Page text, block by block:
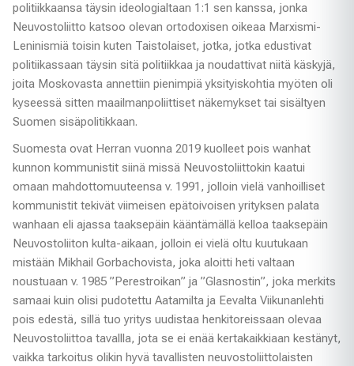
politiikkaansa täysin ideologialtaan 1:1 sen kanssa, jonka
Neuvostoliitto katsoo olevan ortodoxisen oikeaa Marxismi-
Leninismiä toisin kuten Taistolaiset, jotka, jotka edustivat
politiikassaan täysin sitä politiikkaa ja noudattivat niitä käskyjä,
joita Moskovasta annettiin pienimpiä yksityiskohtia myöten oli
kyseessä sitten maailmanpoliittiset näkemykset tai sisältyen
Suomen sisäpolitikkaan.
Suomesta ovat Herran vuonna 2019 kuolleet pois wanhat
kunnon kommunistit siinä missä Neuvostoliittokin kaatui
omaan mahdottomuuteensa v. 1991, jolloin vielä vanhoilliset
kommunistit tekivät viimeisen epätoivoisen yrityksen palata
wanhaan eli ajassa taaksepäin kääntämällä kelloa taaksepäin
Neuvostoliiton kulta-aikaan, jolloin ei vielä oltu kuutukaan
mistään Mikhail Gorbachovista, joka aloitti heti valtaan
noustuaan v. 1985 ”Perestroikan” ja ”Glasnostin”, joka merkits
samaai kuin olisi pudotettu Aatamilta ja Eevalta Viikunanlehti
pois edestä, sillä tuo yritys uudistaa henkitoreissaan olevaa
Neuvostoliittoa tavallla, jota se ei enää kertakaikkiaan kestänyt,
vaikka tarkoitus olikin hyvä tavallisten neuvostoliittolaisten